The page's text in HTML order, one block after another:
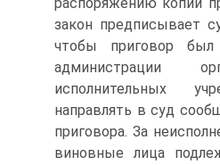
закон предписывает
чтобы приговор был
администрации
исполнительных
направлять в суд
приговора. За
виновные лица